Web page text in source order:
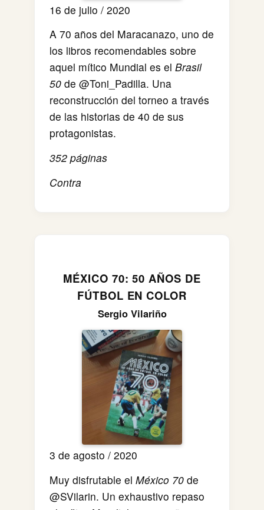
16 de julio / 2020
A 70 años del Maracanazo, uno de
los libros recomendables sobre
aquel mítico Mundial es el Brasil
50de @Toni_Padilla. Una
reconstrucción del torneo a través
de las historias de 40 de sus
protagonistas.
352 páginas
Contra
MÉXICO 70: 50 AÑOS DE
FÚTBOL EN COLOR
Sergio Vilariño
3 de agosto / 2020
Muy disfrutable el México 70de
@SVilarin. Un exhaustivo repaso